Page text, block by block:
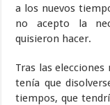
a los nuevos
no acepto la
quisieron hacer.
Tras las
tenía que
tiempos, que